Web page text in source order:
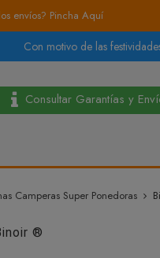
envíos? Pincha Aquí
Con motivo de las
Consultar Garantías y
Camperas Super Ponedoras
®